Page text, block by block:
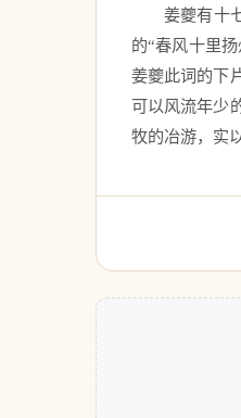
姜夔有十七
的“春风十里
姜夔此词的下
可以风流年少
牧的冶游，实